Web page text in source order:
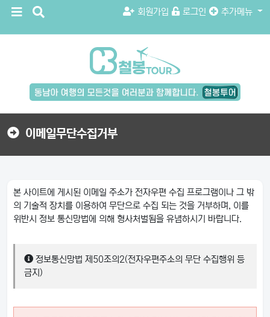
메
버
검
버
회원가입 로그인 추가메뉴
버
튼
이메일무단수집거부
본 사이트에 게시된 이메일 주소가 전자우편 수집 프로그램이나 그 밖
의 기술적 장치를 이용하여 무단으로 수집 되는 것을 거부하며, 이를
위반시 정보 통신망법에 의해 형사처벌됨을 유념하시기 바랍니다.
정보통신망법 제50조의2(전자우편주소의 무단 수집행위 등
금지)